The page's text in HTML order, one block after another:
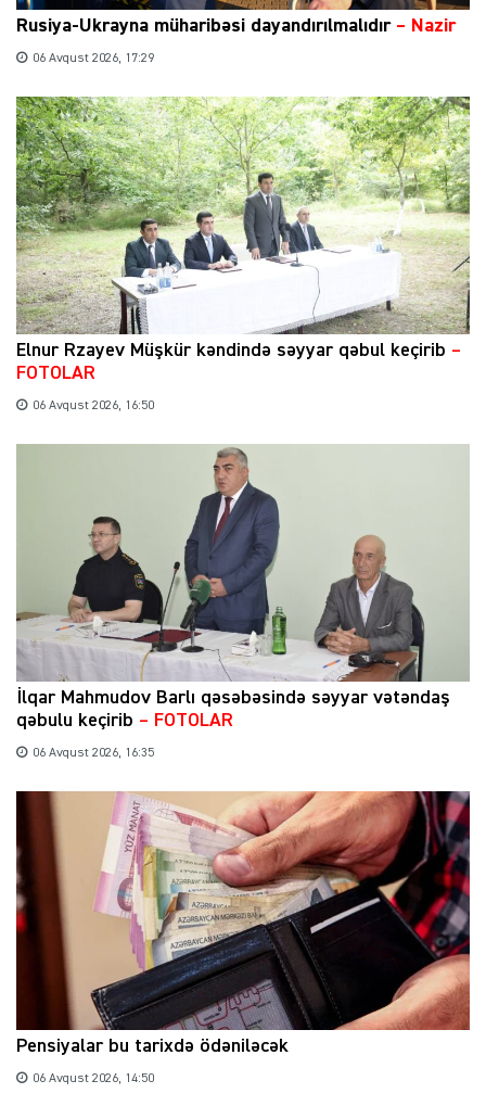
Rusiya-Ukrayna müharibəsi dayandırılmalıdır– Nazir
06 Avqust 2026, 17:29
Elnur Rzayev Müşkür kəndində səyyar qəbul keçirib –
FOTOLAR
06 Avqust 2026, 16:50
İlqar Mahmudov Barlı qəsəbəsində səyyar vətəndaş
qəbulu keçirib – FOTOLAR
06 Avqust 2026, 16:35
Pensiyalar bu tarixdə ödəniləcək
06 Avqust 2026, 14:50